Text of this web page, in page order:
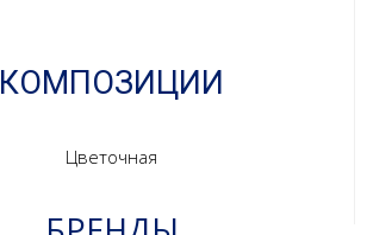
КОМПОЗИЦИИ
Цветочная